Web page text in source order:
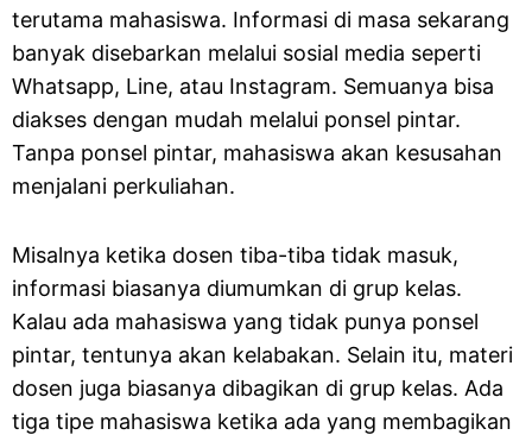
terutama mahasiswa. Informasi di masa sekarang
banyak disebarkan melalui sosial media seperti
Whatsapp, Line, atau Instagram. Semuanya bisa
diakses dengan mudah melalui ponsel pintar.
Tanpa ponsel pintar, mahasiswa akan kesusahan
menjalani perkuliahan.
Misalnya ketika dosen tiba-tiba tidak masuk,
informasi biasanya diumumkan di grup kelas.
Kalau ada mahasiswa yang tidak punya ponsel
pintar, tentunya akan kelabakan. Selain itu, materi
dosen juga biasanya dibagikan di grup kelas. Ada
tiga tipe mahasiswa ketika ada yang membagikan